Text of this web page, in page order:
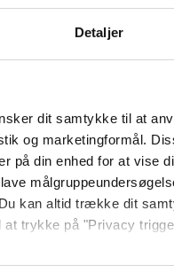
Detaljer
dit samtykke til at
og marketingformål.
på din enhed for at vise
kan altid trække dit
at trykke på "Privacy
gerne: